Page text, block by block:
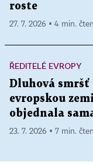
roste
27. 7. 2026 ▪ 4 min.
ŘEDITELÉ EVROPY
Dluhová
evropskou
objednala
23. 7. 2026 ▪ 7 min.